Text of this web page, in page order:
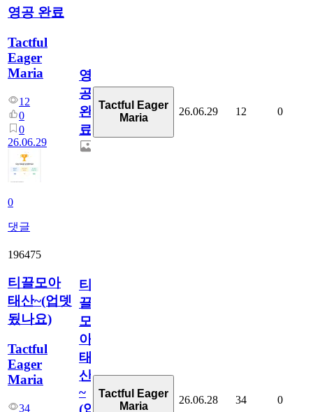
영공 완료
Tactful
Eager
Maria
12
0
0
26.06.29
0
댓글
영
공
완
료
Tactful Eager
Maria
26.06.29 12 0
196475
티끌모아
태산~(업뎃
됬나요)
Tactful
Eager
Maria
34
티
끌
모
아
태
산
~
Tactful Eager
Maria
26.06.28 34 0